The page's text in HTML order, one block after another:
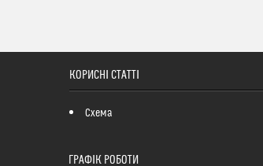
КОРИСНІ СТАТТІ
Схема
ГРАФІК РОБОТИ